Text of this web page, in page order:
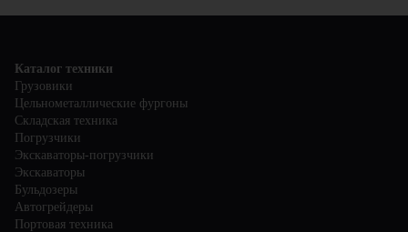
Каталог техники
Грузовики
Цельнометаллические фургоны
Складская техника
Погрузчики
Экскаваторы-погрузчики
Экскаваторы
Бульдозеры
Автогрейдеры
Портовая техника